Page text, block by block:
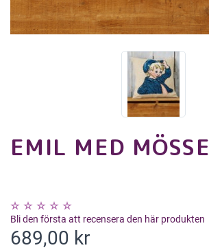
EMIL MED MÖSSE
Bli den första att recensera den här produkten
689,00 kr